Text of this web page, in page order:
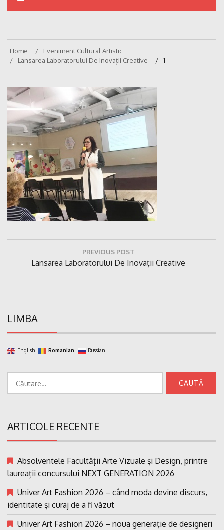
Home
Eveniment Cultural Artistic
Lansarea Laboratorului De Inovații Creative
1
articole
PREVIOUS POST
Previous
Post:
Lansarea Laboratorului De Inovații Creative
LIMBA
English Romanian Russian
ARTICOLE RECENTE
Absolventele Facultății Arte Vizuale și Design, printre
laureații concursului NEXT GENERATION 2026
Univer Art Fashion 2026 – când moda devine discurs,
identitate și curaj de a fi văzut
Univer Art Fashion 2026 – noua generație de designeri